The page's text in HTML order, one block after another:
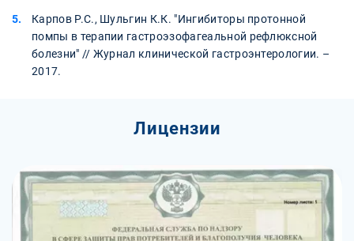
Карпов Р.С., Шульгин К.К. "Ингибиторы протонной
помпы в терапии гастроэзофагеальной рефлюксной
болезни" // Журнал клинической гастроэнтерологии. –
2017.
Лицензии